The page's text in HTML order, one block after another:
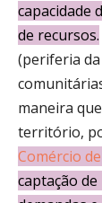
capacidade
de recursos.
(periferia da
maneira
território,
Comércio
captação